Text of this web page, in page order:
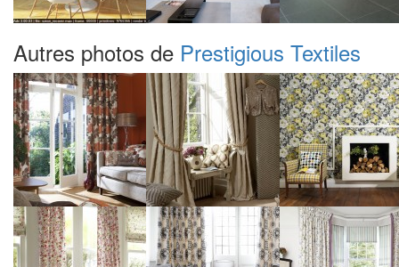
Autres photos de Prestigious Textiles